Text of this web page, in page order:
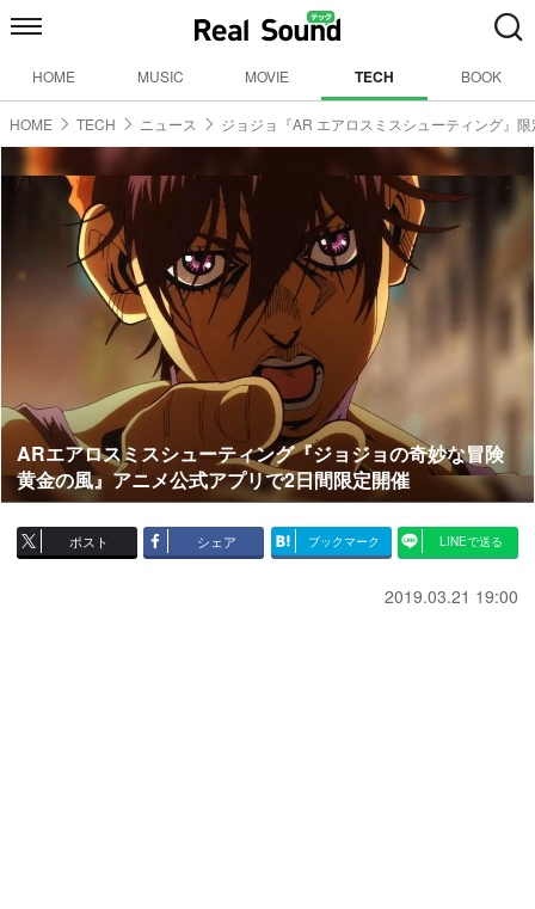
HOME MUSIC MOVIE TECH BOOK
HOME TECH ニュース ジョジョ『AR エアロスミスシューティング』
ARエアロスミスシューティング『ジョジョの奇妙な冒険
黄金の風』アニメ公式アプリで2日間限定開催
ポスト シェア ブックマーク LINEで送る
2019.03.21 19:00